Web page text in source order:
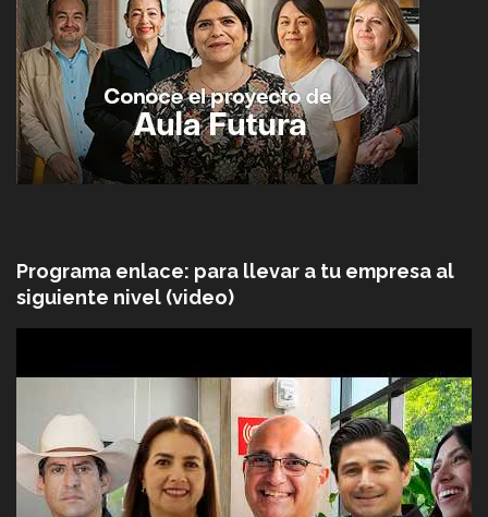
Programa enlace: para llevar a tu empresa al
siguiente nivel (video)